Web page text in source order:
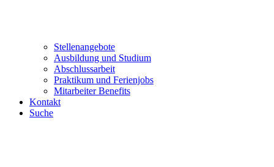
Stellenangebote
Ausbildung und Studium
Abschlussarbeit
Praktikum und Ferienjobs
Mitarbeiter Benefits
Kontakt
Suche